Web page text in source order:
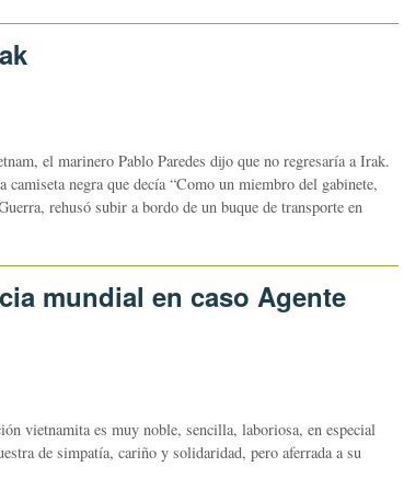
el marinero Pablo Paredes dijo que no regresaría a Irak.
negra que decía “Como un miembro del gabinete,
rehusó subir a bordo de un buque de transporte en
mundial en caso Agente
vietnamita es muy noble, sencilla, laboriosa, en especial
de simpatía, cariño y solidaridad, pero aferrada a su